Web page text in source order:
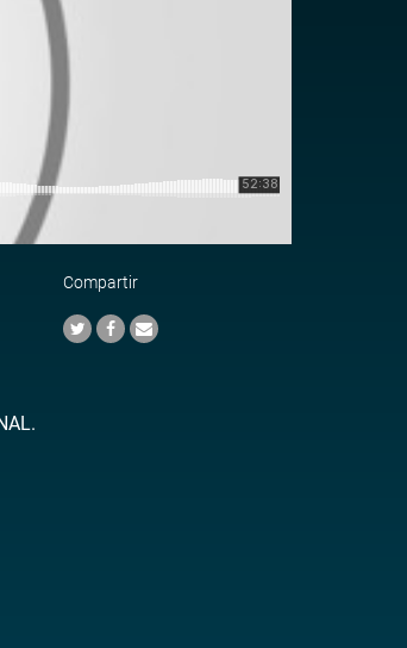
Compartir